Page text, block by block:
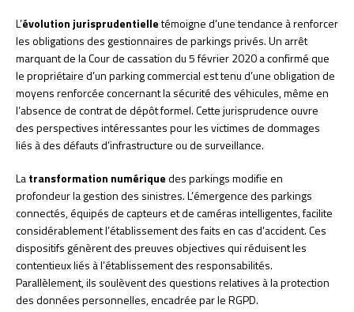
L’évolution jurisprudentielletémoigne d’une tendance à renforcer
les obligations des gestionnaires de parkings privés. Un arrêt
marquant de la Cour de cassation du 5 février 2020 a confirmé que
le propriétaire d’un parking commercial est tenu d’une obligation de
moyens renforcée concernant la sécurité des véhicules, même en
l’absence de contrat de dépôt formel. Cette jurisprudence ouvre
des perspectives intéressantes pour les victimes de dommages
liés à des défauts d’infrastructure ou de surveillance.
Latransformation numériquedes parkings modifie en
profondeur la gestion des sinistres. L’émergence des parkings
connectés, équipés de capteurs et de caméras intelligentes, facilite
considérablement l’établissement des faits en cas d’accident. Ces
dispositifs génèrent des preuves objectives qui réduisent les
contentieux liés à l’établissement des responsabilités.
Parallèlement, ils soulèvent des questions relatives à la protection
des données personnelles, encadrée par le RGPD.